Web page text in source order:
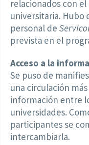
relacionados con
universitaria. Hubo
personal de
prevista en el
Acceso a la
Se puso de
una circulación
información entre
universidades.
participantes se
intercambiarla.